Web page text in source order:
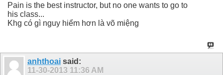
Pain is the best instructor, but no one wants to go to
his class...
Khg có gì nguy hiểm hơn là võ miệng
anhthoai said:
11-30-2013 11:36 AM